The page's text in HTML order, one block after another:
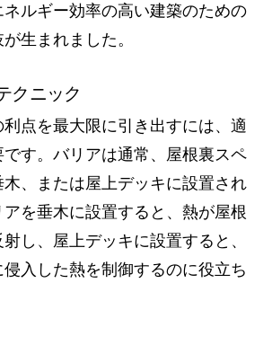
ルギー効率の高い建築のための
生まれました。
クニック
点を最大限に引き出すには、適
す。バリアは通常、屋根裏スペ
、または屋上デッキに設置され
アを垂木に設置すると、熱が屋根
し、屋上デッキに設置すると、
入した熱を制御するのに役立ち